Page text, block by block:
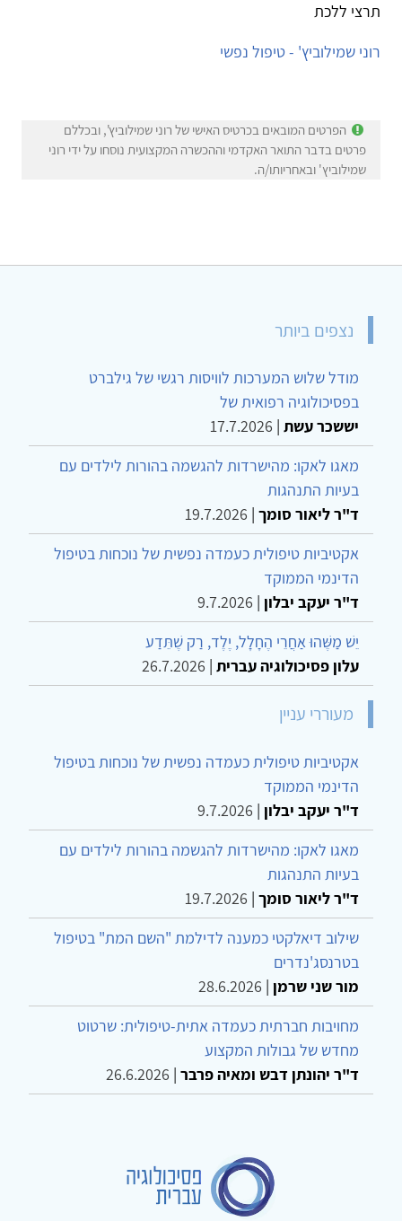
תרצי ללכת
רוני שמילוביץ' - טיפול נפשי
הפרטים המובאים בכרטיס האישי של רוני שמילוביץ', ובכללם
פרטים בדבר התואר האקדמי וההכשרה המקצועית נוסחו על ידי רוני
שמילוביץ' ובאחריותו/ה.
נצפים ביותר
מודל שלוש המערכות לוויסות רגשי של גילברט
בפסיכולוגיה רפואית של
יששכר עשת |
17.7.2026
מאגו לאקו: מהישרדות להגשמה בהורות לילדים עם
בעיות התנהגות
ד"ר ליאור סומך |
19.7.2026
אקטיביות טיפולית כעמדה נפשית של נוכחות בטיפול
הדינמי הממוקד
ד"ר יעקב יבלון |
9.7.2026
יֵשׁ מַשֶּׁהוּ אַחֲרֵי הֶחָלָל, יֶלֶד, רַק שֶׁתֵּדַע
עלון פסיכולוגיה עברית |
26.7.2026
מעוררי עניין
אקטיביות טיפולית כעמדה נפשית של נוכחות בטיפול
הדינמי הממוקד
ד"ר יעקב יבלון |
9.7.2026
מאגו לאקו: מהישרדות להגשמה בהורות לילדים עם
בעיות התנהגות
ד"ר ליאור סומך |
19.7.2026
שילוב דיאלקטי כמענה לדילמת "השם המת" בטיפול
בטרנסג'נדרים
מור שני שרמן |
28.6.2026
מחויבות חברתית כעמדה אתית-טיפולית: שרטוט
מחדש של גבולות המקצוע
ד"ר יהונתן דבש ומאיה פרבר |
26.6.2026